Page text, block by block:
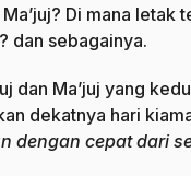
Di mana
dan sebagainya.
dan Ma’juj yang
dekatnya hari
dengan cepat dari